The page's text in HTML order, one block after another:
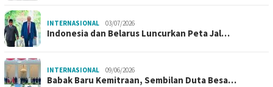
INTERNASIONAL 03/07/2026
Indonesia dan Belarus Luncurkan Peta Jal…
INTERNASIONAL 09/06/2026
Babak Baru Kemitraan, Sembilan Duta Besa…